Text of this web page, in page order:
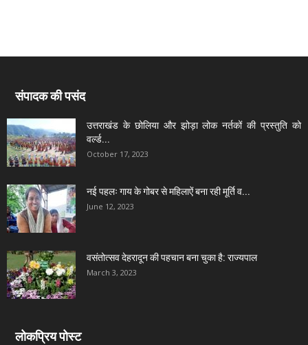
संपादक की पसंद
उत्तराखंड के छोलिया और झोड़ा लोक नर्तकों की प्रस्तुति को
वर्ल्ड...
October 17, 2023
नई पहलः गाय के गोबर से महिलाऐं बना रही मूर्ति व...
June 12, 2023
वसंतोत्सव देहरादून की पहचान बना चुका है: राज्यपाल
March 3, 2023
लोकप्रिय पोस्ट